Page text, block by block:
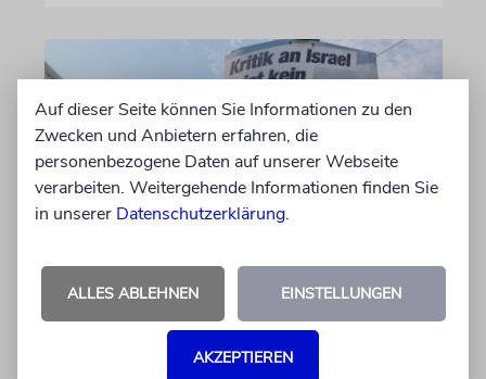
KOMMENTAR
Landtagswahlkampf mit
Israelfeindlichkeit
Auf dieser Seite können Sie Informationen zu den
Zwecken und Anbietern erfahren, die
personenbezogene Daten auf unserer Webseite
verarbeiten. Weitergehende Informationen finden Sie
in unserer Datenschutzerklärung.
ALLES ABLEHNEN EINSTELLUNGEN
AKZEPTIEREN